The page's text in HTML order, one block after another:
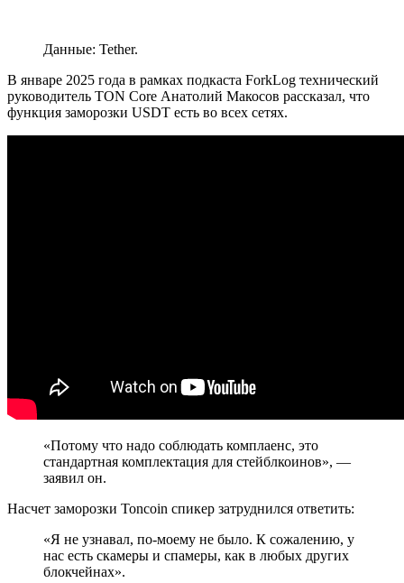
Данные: Tether.
В январе 2025 года в рамках подкаста ForkLog технический
руководитель TON Core Анатолий Макосов рассказал, что
функция заморозки USDT есть во всех сетях.
«Потому что надо соблюдать комплаенс, это
стандартная комплектация для стейблкоинов», —
заявил он.
Насчет заморозки Toncoin спикер затруднился ответить:
«Я не узнавал, по-моему не было. К сожалению, у
нас есть скамеры и спамеры, как в любых других
блокчейнах».